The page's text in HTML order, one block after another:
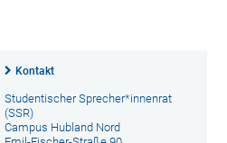
Kontakt
Studentischer Sprecher*innenrat
(SSR)
Campus Hubland Nord